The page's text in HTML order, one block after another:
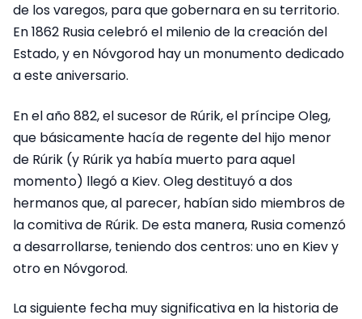
de los varegos, para que gobernara en su territorio.
En 1862 Rusia celebró el milenio de la creación del
Estado, y en Nóvgorod hay un monumento dedicado
a este aniversario.
En el año 882, el sucesor de Rúrik, el príncipe Oleg,
que básicamente hacía de regente del hijo menor
de Rúrik (y Rúrik ya había muerto para aquel
momento) llegó a Kiev. Oleg destituyó a dos
hermanos que, al parecer, habían sido miembros de
la comitiva de Rúrik. De esta manera, Rusia comenzó
a desarrollarse, teniendo dos centros: uno en Kiev y
otro en Nóvgorod.
La siguiente fecha muy significativa en la historia de